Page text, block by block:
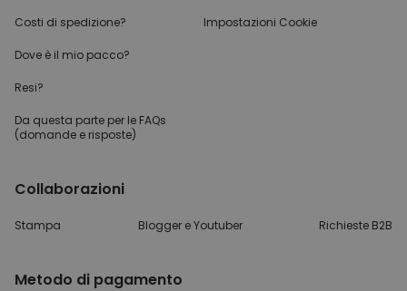
Domande?
Servizio Clienti
Costi di spedizione?
Chi siamo